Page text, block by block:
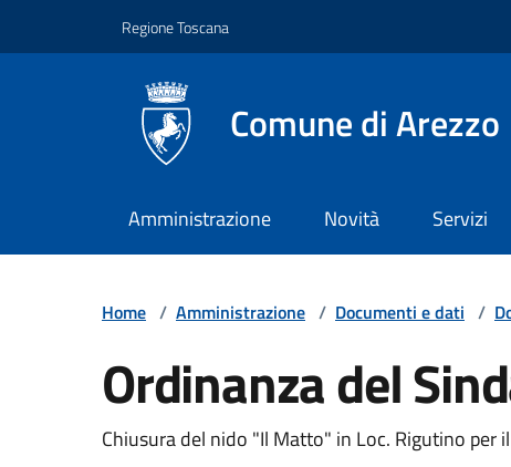
Regione Toscana
Comune di Arezzo
Amministrazione Novità Servizi
Home / Amministrazione / Documenti e dati /
Ordinanza del
Chiusura del nido "Il Matto" in Loc. Rigutino per